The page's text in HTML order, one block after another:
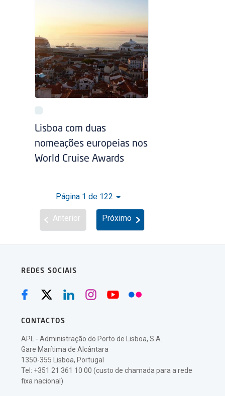
Lisboa com duas
nomeações europeias nos
World Cruise Awards
Página 1 de 122
Anterior Próximo
REDES SOCIAIS
CONTACTOS
APL - Administração do Porto de Lisboa, S.A.
Gare Marítima de Alcântara
1350-355 Lisboa, Portugal
Tel: +351 21 361 10 00 (custo de chamada para a rede
fixa nacional)